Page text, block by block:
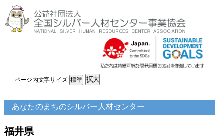
ページ内文字サイズ
あなたのまちのシルバー人材センター
福井県